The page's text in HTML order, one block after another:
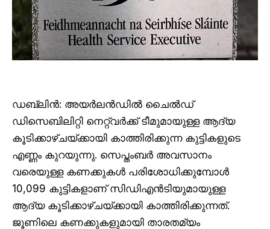
ഡബ്ലിൻ: അയർലൻഡിൽ ചൈൽഡ്
ഡിസെബിലിറ്റി നെറ്റ്‌വർക്ക് ടീമുമായുള്ള ആദ്യ
കൂടിക്കാഴ്ചയ്ക്കായി കാത്തിരിക്കുന്ന കുട്ടികളുടെ
എണ്ണം കുറയുന്നു. സെപ്തംബർ അവസാനം
വരെയുള്ള കണക്കുകൾ പരിശോധിക്കുമ്പോൾ
10,099 കുട്ടികളാണ് സിഡിഎൻടിയുമായുള്ള
ആദ്യ കൂടിക്കാഴ്ചയ്ക്കായി കാത്തിരിക്കുന്നത്.
ജൂണിലെ കണക്കുകളുമായി താരതമ്യം